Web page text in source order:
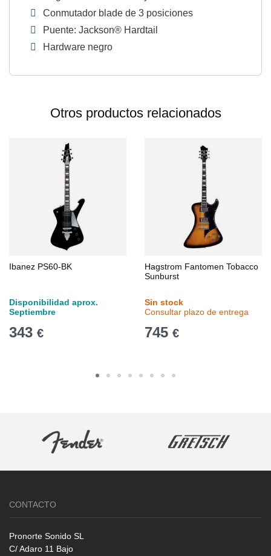
Conmutador blade de 3 posiciones
Puente: Jackson® Hardtail
Hardware negro
Otros productos relacionados
Ibanez PS60-BK
Disponibilidad aprox.
Septiembre
343 €
Hagstrom Fantomen Tobacco
Sunburst
Sin stock
Consultar plazo de entrega
745 €
CONTACTO
Pronorte Sonido SL
C/ Adaro 11 Bajo